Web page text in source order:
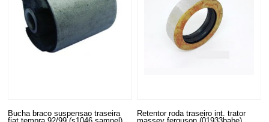
Bucha braco suspensao traseira
Retentor roda traseiro int. trator